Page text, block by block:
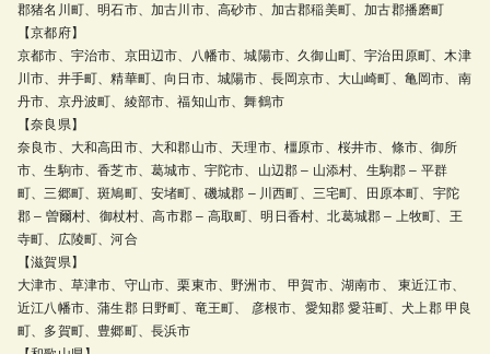
郡猪名川町、明石市、加古川市、高砂市、加古郡稲美町、加古郡播磨町
【京都府】
京都市、宇治市、京田辺市、八幡市、城陽市、久御山町、宇治田原町、木津
川市、井手町、精華町、向日市、城陽市、長岡京市、大山崎町、亀岡市、南
丹市、京丹波町、綾部市、福知山市、舞鶴市
【奈良県】
奈良市、大和高田市、大和郡山市、天理市、橿原市、桜井市、條市、御所
市、生駒市、香芝市、葛城市、宇陀市、山辺郡 – 山添村、生駒郡 – 平群
町、三郷町、斑鳩町、安堵町、磯城郡 – 川西町、三宅町、田原本町、宇陀
郡 – 曽爾村、御杖村、高市郡 – 高取町、明日香村、北葛城郡 – 上牧町、王
寺町、広陵町、河合
【滋賀県】
大津市、草津市、守山市、栗東市、野洲市、 甲賀市、湖南市、 東近江市、
近江八幡市、蒲生郡 日野町、竜王町、 彦根市、愛知郡 愛荘町、犬上郡 甲良
町、多賀町、豊郷町、長浜市